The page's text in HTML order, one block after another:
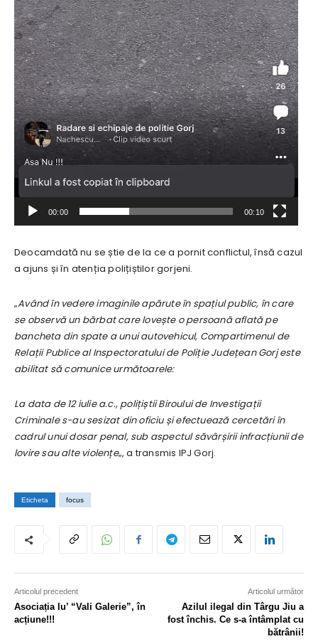
00:00 00:10
Deocamdată nu se știe de la ce a pornit conflictul, însă cazul
a ajuns și în atenția polițiștilor gorjeni.
„Având în vedere imaginile apărute în spațiul public, în care
se observă un bărbat care lovește o persoană aflată pe
bancheta din spate a unui autovehicul, Compartimenul de
Relații Publice al Inspectoratului de Poliție Județean Gorj este
abilitat să comunice următoarele:
La data de 12 iulie a.c., polițiștii Biroului de Investigații
Criminale s-au sesizat din oficiu și efectuează cercetări în
cadrul unui dosar penal, sub aspectul săvârșirii infracțiunii de
lovire sau alte violențe„, a transmis IPJ Gorj.
Eticheta focus
Articolul precedent
Asociația lu’ “Vali Galerie”, în
acțiune!!!
Articolul următor
Azilul ilegal din Târgu Jiu a
fost închis. Ce s-a întâmplat cu
bătrânii!